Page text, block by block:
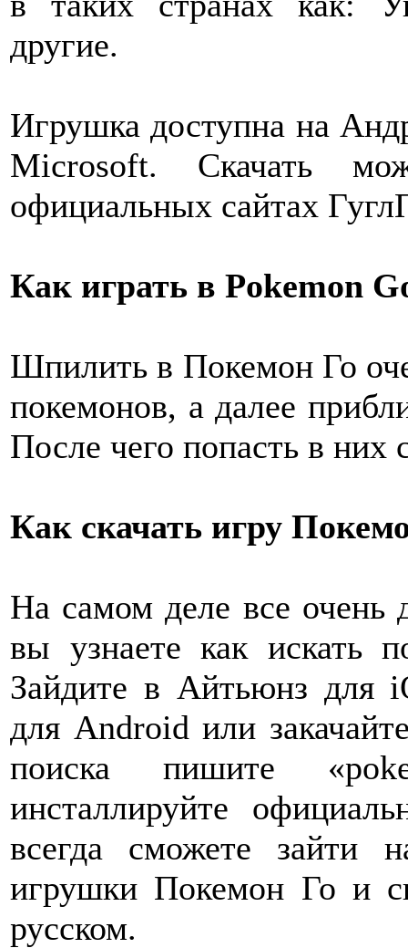
другие.
Игрушка доступна на
Microsoft. Скачать
официальных сайтах
Как играть в Pokemon
Шпилить в Покемон Го
покемонов, а далее
После чего попасть в
Как скачать игру
На самом деле все очень
вы узнаете как искать
Зайдите в Айтьюнз для
для Android или
поиска пишите
инсталлируйте
всегда cможете зайти
игрушки Покемон Го и
русском.